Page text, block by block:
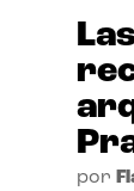
por